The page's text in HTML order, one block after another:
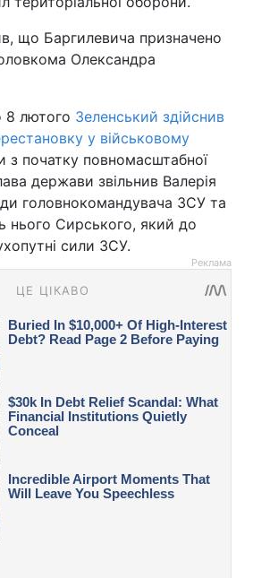
що Баргилевича призначено
Олександра
8 лютого Зеленський здійснив
у військовому
з початку повномасштабної
держави звільнив Валерія
головнокомандувача ЗСУ та
нього Сирського, який до
сили ЗСУ.
Реклама